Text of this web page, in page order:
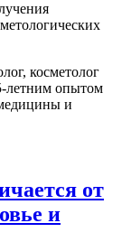
косметолог
летним опытом
и
от
и